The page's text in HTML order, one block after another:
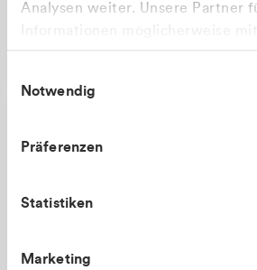
Analysen weiter. Unsere Partner
gesammelt haben.
Notwendig
Präferenzen
Statistiken
Marketing
Apilash